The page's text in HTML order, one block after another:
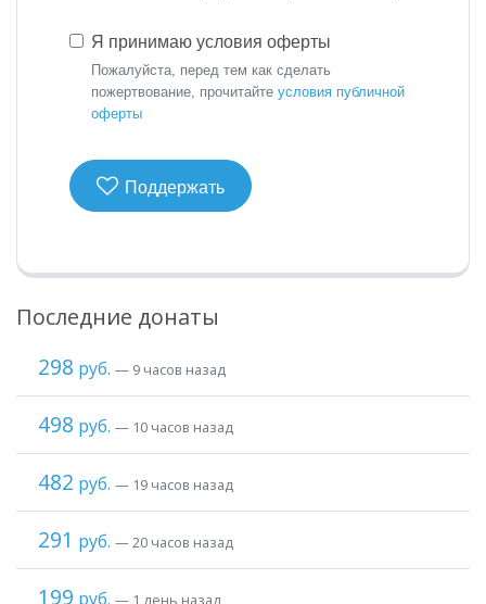
Я принимаю условия оферты
Пожалуйста, перед тем как сделать
пожертвование, прочитайте условия публичной
оферты
Поддержать
Последние донаты
298 руб. — 9 часов назад
498 руб. — 10 часов назад
482 руб. — 19 часов назад
291 руб. — 20 часов назад
199 руб. — 1 день назад